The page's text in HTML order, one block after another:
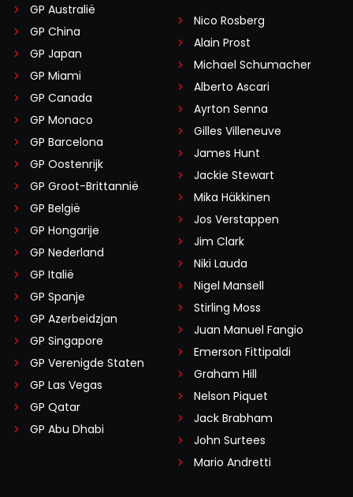
GP Australië
GP China
GP Japan
GP Miami
GP Canada
GP Monaco
GP Barcelona
GP Oostenrijk
GP Groot-Brittannië
GP België
GP Hongarije
GP Nederland
GP Italië
GP Spanje
GP Azerbeidzjan
GP Singapore
GP Verenigde Staten
GP Las Vegas
GP Qatar
GP Abu Dhabi
Nico Rosberg
Alain Prost
Michael Schumacher
Alberto Ascari
Ayrton Senna
Gilles Villeneuve
James Hunt
Jackie Stewart
Mika Häkkinen
Jos Verstappen
Jim Clark
Niki Lauda
Nigel Mansell
Stirling Moss
Juan Manuel Fangio
Emerson Fittipaldi
Graham Hill
Nelson Piquet
Jack Brabham
John Surtees
Mario Andretti